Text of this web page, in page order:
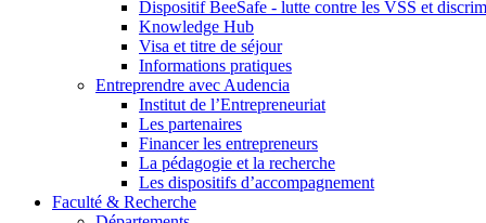
Dispositif BeeSafe - lutte contre les VSS et
Knowledge Hub
Visa et titre de séjour
Informations pratiques
Entreprendre avec Audencia
Institut de l’Entrepreneuriat
Les partenaires
Financer les entrepreneurs
La pédagogie et la recherche
Les dispositifs d’accompagnement
Faculté & Recherche